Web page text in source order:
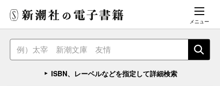
メニュー
ISBN、レーベルなどを指定して詳細検索